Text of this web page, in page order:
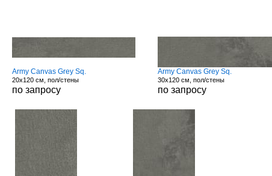
Army Canvas Grey Sq.
20x120 см, пол/стены
по запросу
Army Canvas Grey Sq.
30x120 см, пол/стены
по запросу